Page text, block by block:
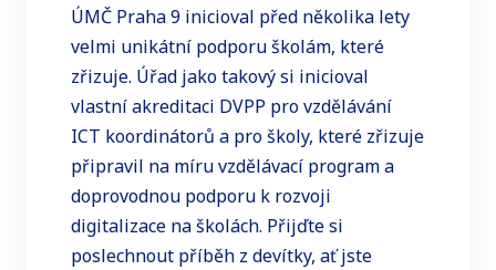
ÚMČ Praha 9 inicioval před několika lety
velmi unikátní podporu školám, které
zřizuje. Úřad jako takový si inicioval
vlastní akreditaci DVPP pro vzdělávání
ICT koordinátorů a pro školy, které zřizuje
připravil na míru vzdělávací program a
doprovodnou podporu k rozvoji
digitalizace na školách. Přijďte si
poslechnout příběh z devítky, ať jste